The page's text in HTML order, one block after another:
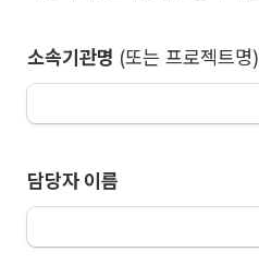
소속기관명 (또는 프로젝트명)
담당자 이름